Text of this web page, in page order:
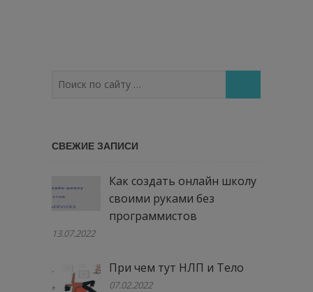
по
СВЕЖИЕ ЗАПИСИ
Как создать онлайн школу
своими руками без
программистов
13.07.2022
При чем тут НЛП и Тело
07.02.2022